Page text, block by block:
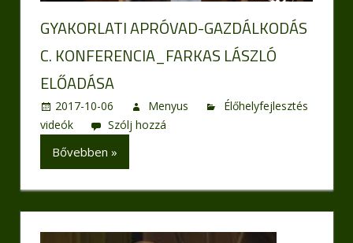
GYAKORLATI APRÓVAD-GAZDÁLKODÁS
C. KONFERENCIA_FARKAS LÁSZLÓ
ELŐADÁSA
2017-10-06 Menyus
Élőhelyfejlesztés
videók
Szólj hozzá
Bővebben »